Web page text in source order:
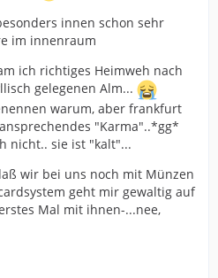
innen schon sehr
im innenraum
ich richtiges Heimweh nach
gelegenen Alm...
warum, aber frankfurt
"Karma"..*gg*
nicht.. sie ist "kalt"...
wir bei uns noch mit Münzen
geht mir gewaltig auf
Mal mit ihnen-...nee,